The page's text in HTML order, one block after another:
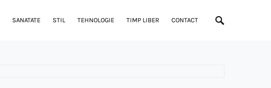
SANATATE STIL TEHNOLOGIE TIMP LIBER CONTACT